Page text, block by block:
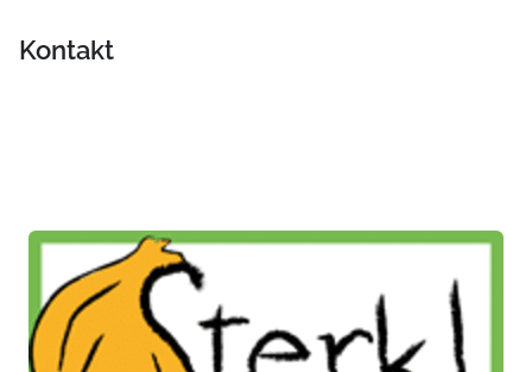
Kontakt